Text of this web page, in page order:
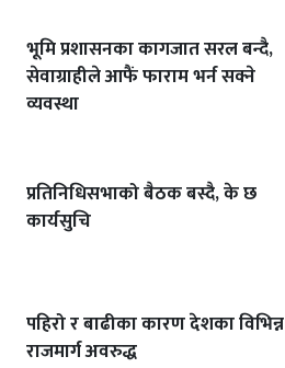
भूमि प्रशासनका कागजात सरल बन्दै,
सेवाग्राहीले आफैं फाराम भर्न सक्ने
व्यवस्था
प्रतिनिधिसभाको बैठक बस्दै, के छ
कार्यसुचि
पहिरो र बाढीका कारण देशका विभिन्न
राजमार्ग अवरुद्ध